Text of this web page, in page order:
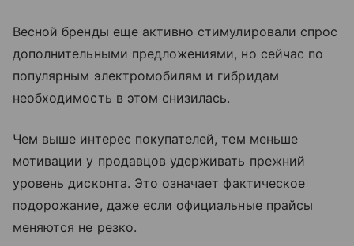
Весной бренды еще активно стимулировали спрос
дополнительными предложениями, но сейчас по
популярным электромобилям и гибридам
необходимость в этом снизилась.
Чем выше интерес покупателей, тем меньше
мотивации у продавцов удерживать прежний
уровень дисконта. Это означает фактическое
подорожание, даже если официальные прайсы
меняются не резко.